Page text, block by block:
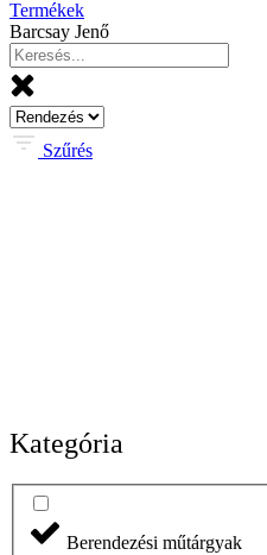
Termékek
Barcsay Jenő
Szűrés
Kategória
Berendezési műtárgyak